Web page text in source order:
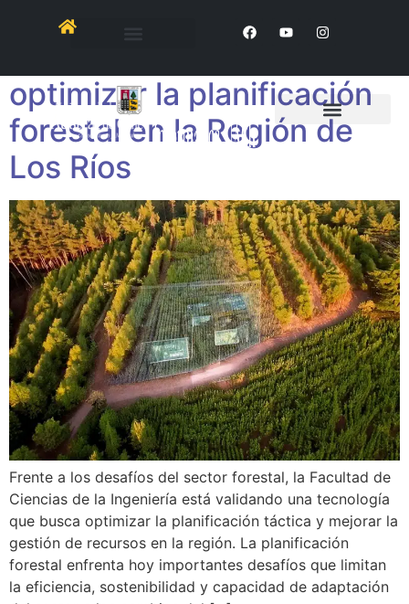
Tecnología desarrollada
optimizar la planificación
forestal en la Región de
Los Ríos
Frente a los desafíos del sector forestal, la Facultad de
Ciencias de la Ingeniería está validando una tecnología
que busca optimizar la planificación táctica y mejorar la
gestión de recursos en la región. La planificación
forestal enfrenta hoy importantes desafíos que limitan
la eficiencia, sostenibilidad y capacidad de adaptación